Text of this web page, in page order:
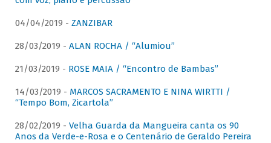
04/04/2019 - ZANZIBAR
28/03/2019 - ALAN ROCHA / “Alumiou”
21/03/2019 - ROSE MAIA / “Encontro de Bambas”
14/03/2019 - MARCOS SACRAMENTO E NINA WIRTTI /
“Tempo Bom, Zicartola”
28/02/2019 - Velha Guarda da Mangueira canta os 90
Anos da Verde-e-Rosa e o Centenário de Geraldo Pereira